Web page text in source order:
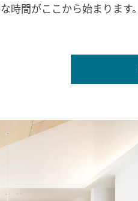
時間がここから始まります。